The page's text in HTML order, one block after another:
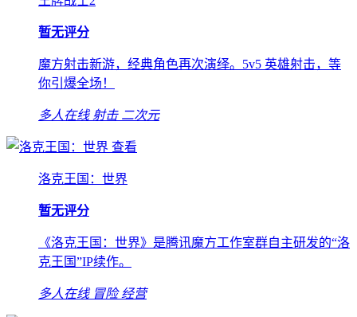
暂无评分
魔方射击新游，经典角色再次演绎。5v5 英雄射击，等
你引爆全场！
多人在线 射击 二次元
查看
洛克王国：世界
暂无评分
《洛克王国：世界》是腾讯魔方工作室群自主研发的“洛
克王国”IP续作。
多人在线 冒险 经营